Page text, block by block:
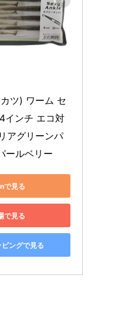
ツ) ワーム セ
インチ エコ対
アグリーンパ
ールベリー
で見る
で見る
ングで見る